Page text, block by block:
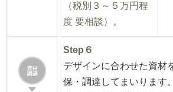
（税別３～５万円程
度 要相談）。
Step６
デザインに合わせた資材
保・調達してまいります